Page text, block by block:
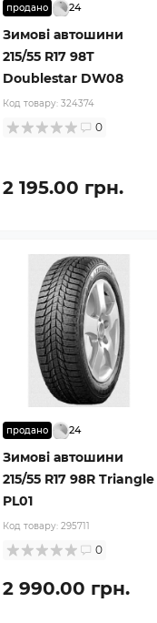
продано 24
Зимові автошини
215/55 R17 98T
Doublestar DW08
Код товару: 324374
0
2 195.00 грн.
продано 24
Зимові автошини
215/55 R17 98R Triangle
PL01
Код товару: 295711
0
2 990.00 грн.